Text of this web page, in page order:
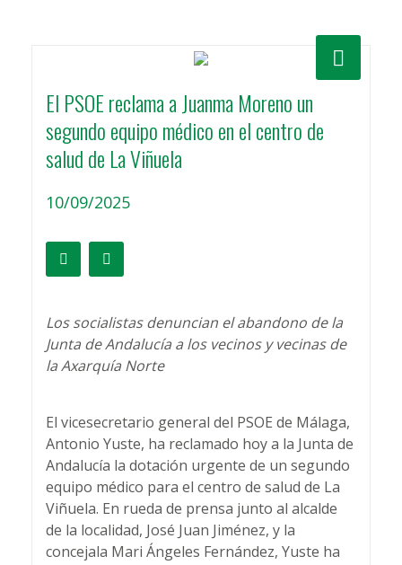
El PSOE reclama a Juanma Moreno un
segundo equipo médico en el centro de
salud de La Viñuela
10/09/2025
Los socialistas denuncian el abandono de la
Junta de Andalucía a los vecinos y vecinas de
la Axarquía Norte
El vicesecretario general del PSOE de Málaga,
Antonio Yuste, ha reclamado hoy a la Junta de
Andalucía la dotación urgente de un segundo
equipo médico para el centro de salud de La
Viñuela. En rueda de prensa junto al alcalde
de la localidad, José Juan Jiménez, y la
concejala Mari Ángeles Fernández, Yuste ha